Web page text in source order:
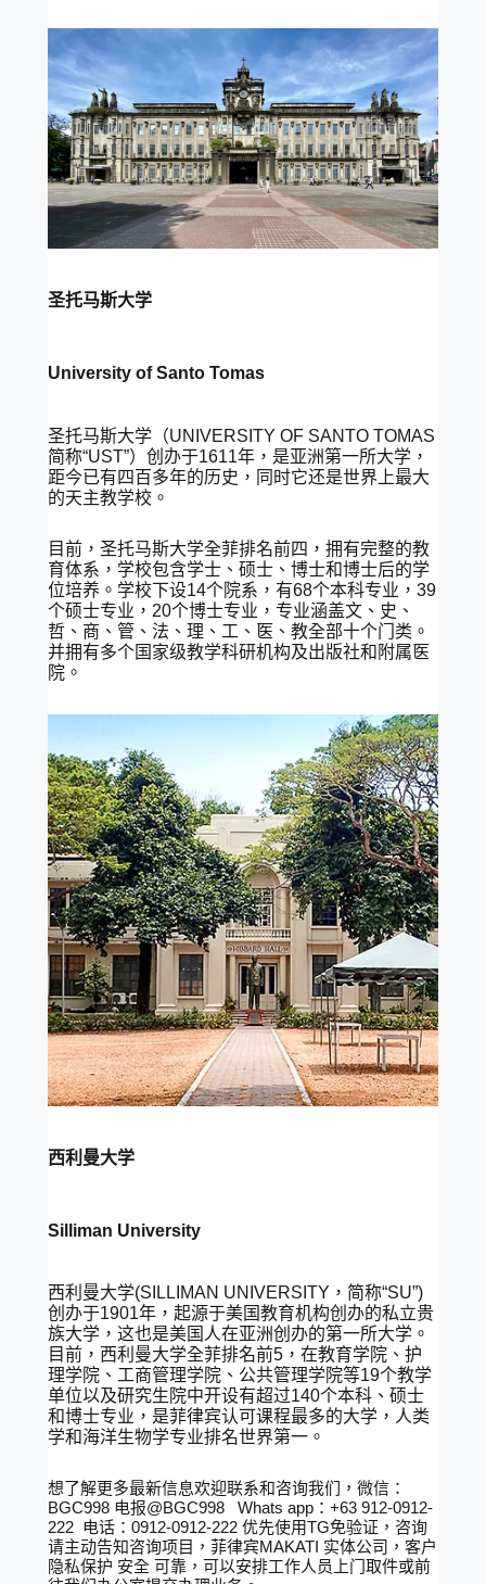
圣托马斯大学
University of Santo Tomas
圣托马斯大学（UNIVERSITY OF SANTO TOMAS
简称“UST”）创办于1611年，是亚洲第一所大学，
距今已有四百多年的历史，同时它还是世界上最大
的天主教学校。
目前，圣托马斯大学全菲排名前四，拥有完整的教
育体系，学校包含学士、硕士、博士和博士后的学
位培养。学校下设14个院系，有68个本科专业，39
个硕士专业，20个博士专业，专业涵盖文、史、
哲、商、管、法、理、工、医、教全部十个门类。
并拥有多个国家级教学科研机构及出版社和附属医
院。
西利曼大学
Silliman University
西利曼大学(SILLIMAN UNIVERSITY，简称“SU”)
创办于1901年，起源于美国教育机构创办的私立贵
族大学，这也是美国人在亚洲创办的第一所大学。
目前，西利曼大学全菲排名前5，在教育学院、护
理学院、工商管理学院、公共管理学院等19个教学
单位以及研究生院中开设有超过140个本科、硕士
和博士专业，是菲律宾认可课程最多的大学，人类
学和海洋生物学专业排名世界第一。
想了解更多最新信息欢迎联系和咨询我们，微信：
BGC998 电报@BGC998 Whats app：+63 912-0912-
222 电话：0912-0912-222 优先使用TG免验证，咨询
请主动告知咨询项目，菲律宾MAKATI 实体公司，客户
隐私保护 安全 可靠，可以安排工作人员上门取件或前